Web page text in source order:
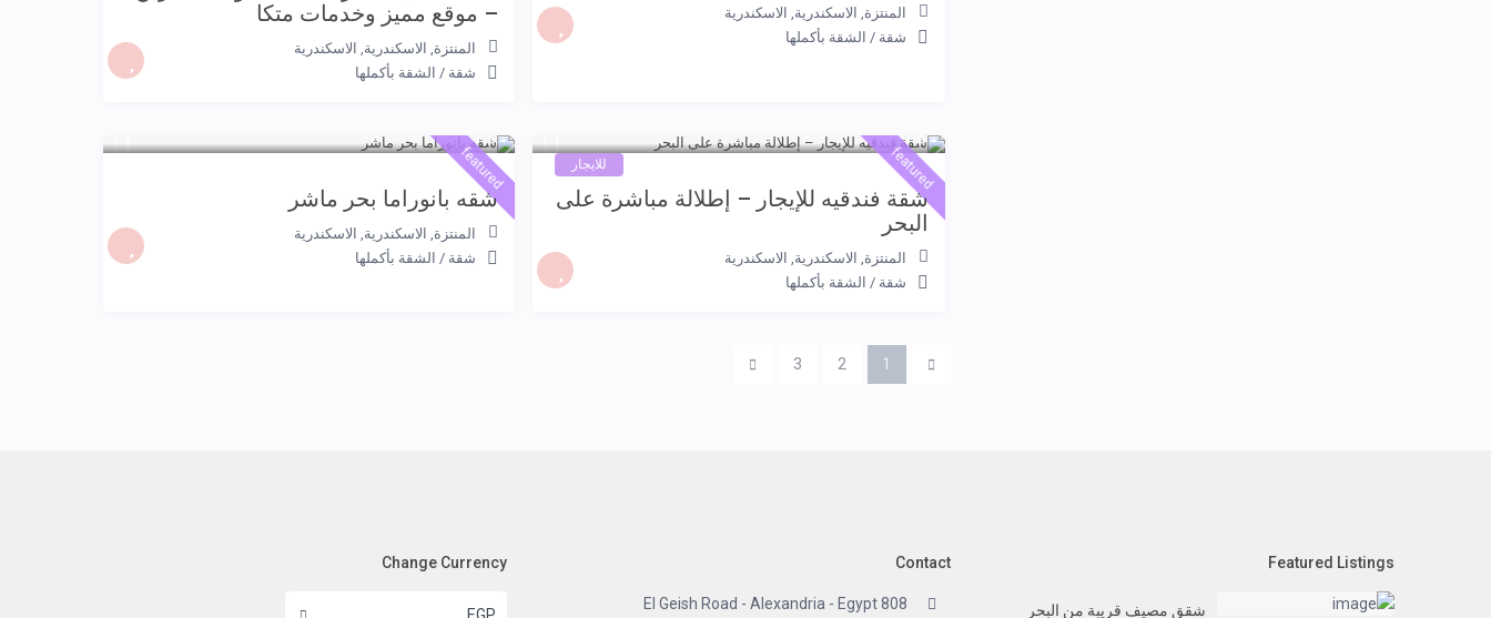
المنتزة, الاسكندرية, الاسكندرية
شقة / الشقة بأكملها
– موقع مميز وخدمات متكا
المنتزة, الاسكندرية, الاسكندرية
شقة / الشقة بأكملها
featured للايجار
شقة فندقيه للإيجار – إطلالة مباشرة على
البحر
المنتزة, الاسكندرية, الاسكندرية
شقة / الشقة بأكملها
featured
شقه بانوراما بحر ماشر
المنتزة, الاسكندرية, الاسكندرية
شقة / الشقة بأكملها
1
2
3
Change Currency Contact
808 El Geish Road - Alexandria - Egypt
Featured Listings
شقق مصيف قريبة من البحر